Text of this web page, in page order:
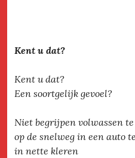
Kent u dat?
Kent u dat?
Een soortgelijk gevoel?
Niet begrijpen volwassen
op de snelweg in een auto
in nette kleren